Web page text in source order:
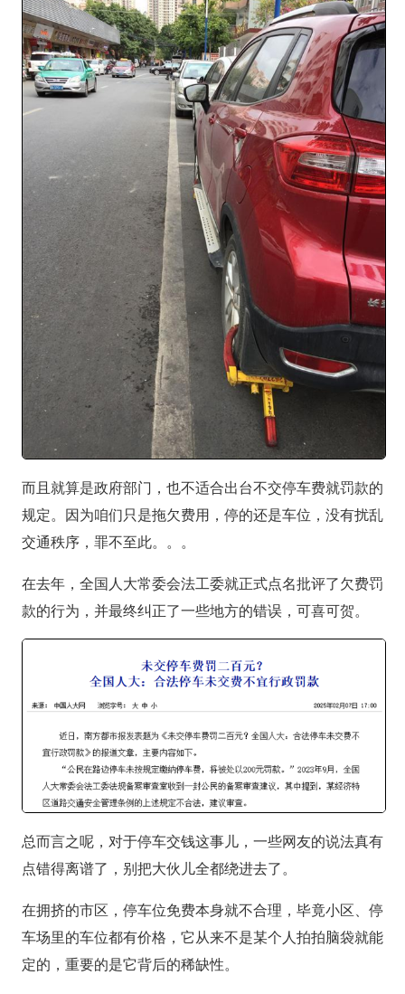
而且就算是政府部门，也不适合出台不交停车费就罚款的
规定。因为咱们只是拖欠费用，停的还是车位，没有扰乱
交通秩序，罪不至此。。。
在去年，全国人大常委会法工委就正式点名批评了欠费罚
款的行为，并最终纠正了一些地方的错误，可喜可贺。
总而言之呢，对于停车交钱这事儿，一些网友的说法真有
点错得离谱了，别把大伙儿全都绕进去了。
在拥挤的市区，停车位免费本身就不合理，毕竟小区、停
车场里的车位都有价格，它从来不是某个人拍拍脑袋就能
定的，重要的是它背后的稀缺性。